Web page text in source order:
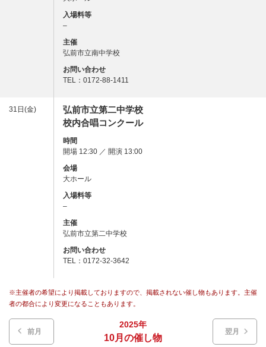
入場料等
–
主催
弘前市立南中学校
お問い合わせ
TEL：0172-88-1411
31日(金)
弘前市立第二中学校
校内合唱コンクール
時間
開場 12:30 ／ 開演 13:00
会場
大ホール
入場料等
–
主催
弘前市立第二中学校
お問い合わせ
TEL：0172-32-3642
※主催者の希望により掲載しておりますので、掲載されない催し物もあります。主催
者の都合により変更になることもあります。
翌月
前月
2025年
10月の催し物